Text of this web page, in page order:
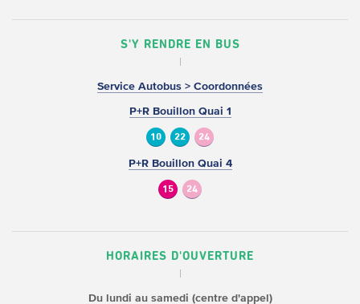
S'Y RENDRE EN BUS
Service Autobus > Coordonnées
P+R Bouillon Quai 1
10 22 24
P+R Bouillon Quai 4
15 24
HORAIRES D'OUVERTURE
Du lundi au samedi (centre d'appel)